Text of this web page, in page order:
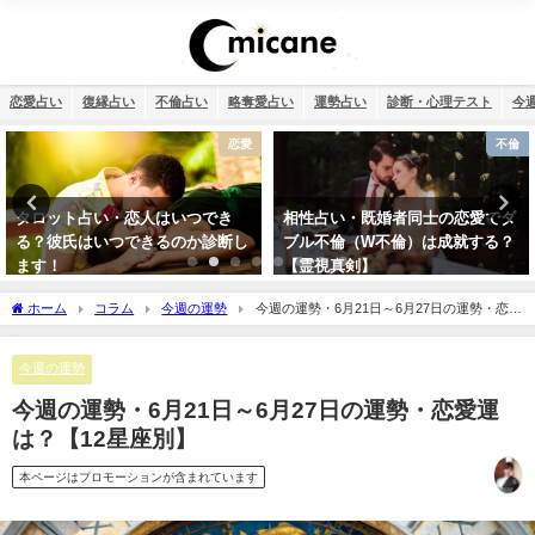
恋愛占い 復縁占い 不倫占い 略奪愛占い 運勢占い 診断・心理テスト 今
不倫
相性占い・既婚者同士の恋愛でダ
ブル不倫（W不倫）は成就する？
【霊視真剣】
恋愛
タロット占い・彼氏からの連絡が
来ない理由は？待つほうがいい？
ホーム コラム 今週の運勢
今週の運勢・6月21日～6月27日の運勢・恋愛
運は？【12星座別】
今週の運勢
今週の運勢・6月21日～6月27日の運勢・恋愛運
は？【12星座別】
本ページはプロモーションが含まれています